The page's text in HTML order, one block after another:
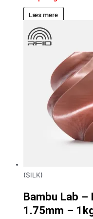
Læs mere
(SILK)
Bambu Lab –
1.75mm –